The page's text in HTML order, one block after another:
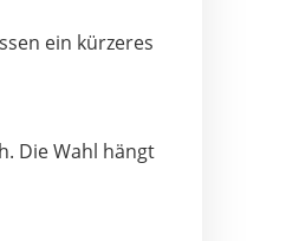
ein kürzeres
Die Wahl hängt